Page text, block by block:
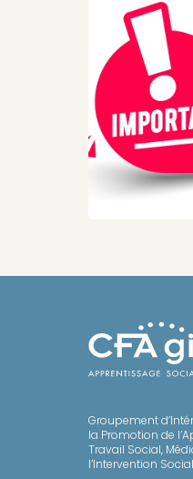
Groupement
la Promotion de
Travail Social,
l’Intervention